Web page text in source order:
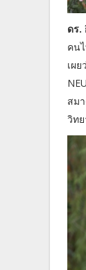
ดร.
คน
เผ
สม
วิท